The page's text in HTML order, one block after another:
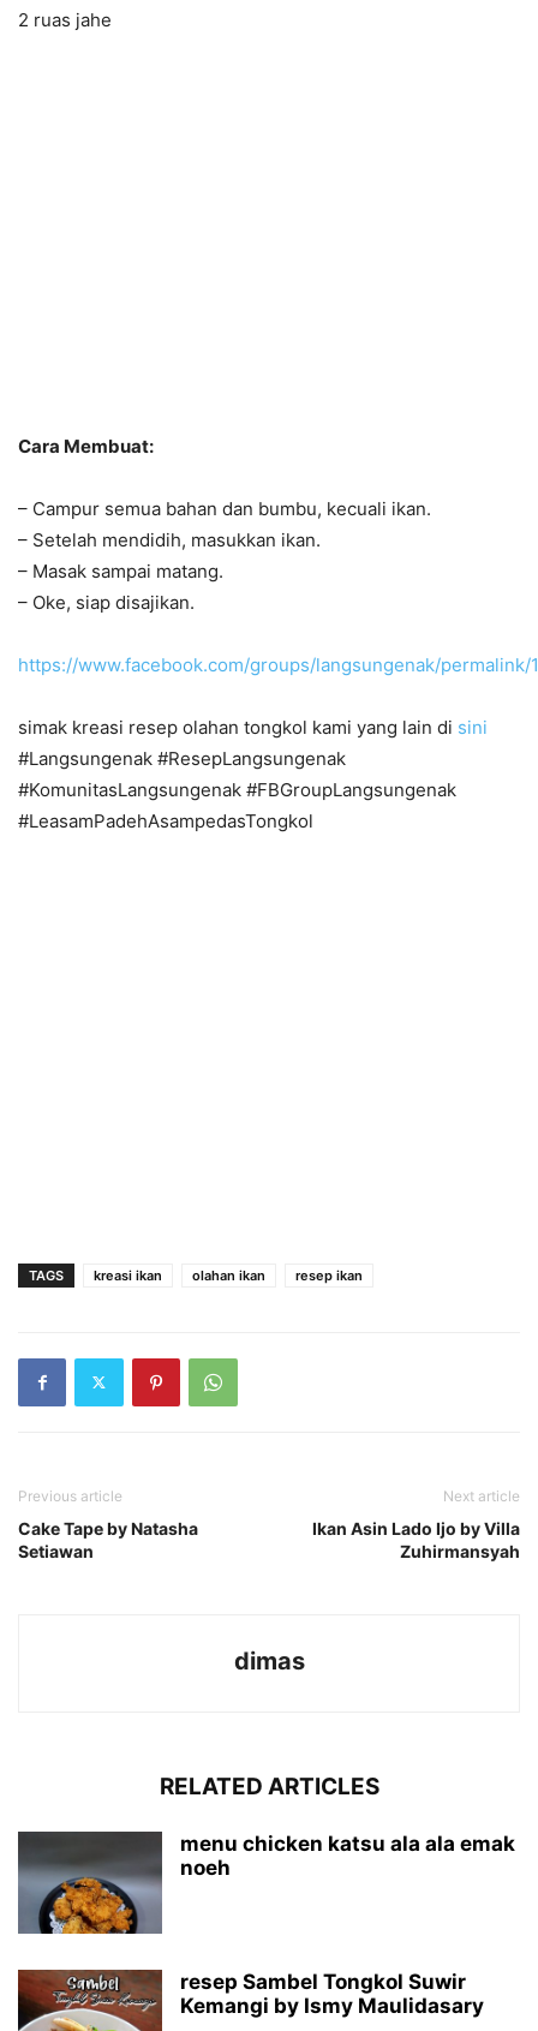
2 ruas jahe
Cara Membuat:
– Campur semua bahan dan bumbu, kecuali ikan.
– Setelah mendidih, masukkan ikan.
– Masak sampai matang.
– Oke, siap disajikan.
https://www.facebook.com/groups/langsungenak/permalink/
simak kreasi resep olahan tongkol kami yang lain di sini
#Langsungenak #ResepLangsungenak
#KomunitasLangsungenak #FBGroupLangsungenak
#LeasamPadehAsampedasTongkol
TAGS kreasi ikan olahan ikan resep ikan
Previous article
Cake Tape by Natasha
Setiawan
Next article
Ikan Asin Lado Ijo by Villa
Zuhirmansyah
dimas
RELATED ARTICLES
menu chicken katsu ala ala emak
noeh
resep Sambel Tongkol Suwir
Kemangi by Ismy Maulidasary